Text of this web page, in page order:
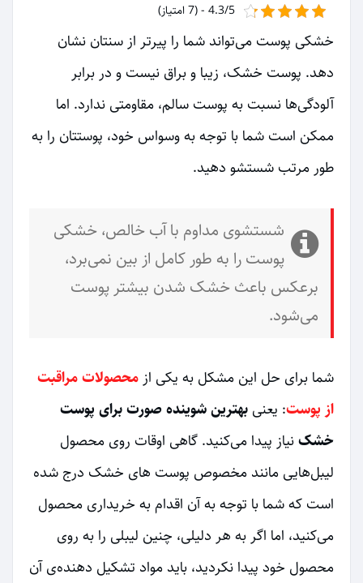
4.3/5 - (7 امتیاز)
خشکی پوست می‌تواند شما را پیرتر از سنتان نشان
دهد. پوست خشک، زیبا و براق نیست و در برابر
آلودگی‌ها نسبت به پوست سالم، مقاومتی ندارد. اما
ممکن است شما با توجه به وسواس خود، پوستتان را به
طور مرتب شستشو دهید.
شستشوی مداوم با آب خالص، خشکی
پوست را به طور کامل از بین نمی‌برد،
برعکس باعث خشک شدن بیشتر پوست
می‌شود.
شما برای حل این مشکل به یکی از محصولات مراقبت
از پوست: یعنی بهترین شوینده صورت برای پوست
خشکنیاز پیدا می‌کنید. گاهی اوقات روی محصول
لیبل‌هایی مانند مخصوص پوست های خشک درج شده
است که شما با توجه به آن اقدام به خریداری محصول
می‌کنید، اما اگر به هر دلیلی، چنین لیبلی را به روی
محصول خود پیدا نکردید، باید مواد تشکیل دهنده‌ی آن